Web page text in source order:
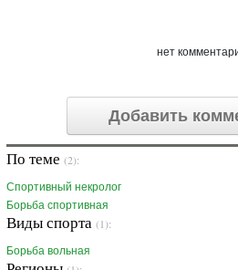
нет
Добавить
По теме (2):
Спортивный некролог
Борьба спортивная
Виды спорта (1):
Борьба вольная